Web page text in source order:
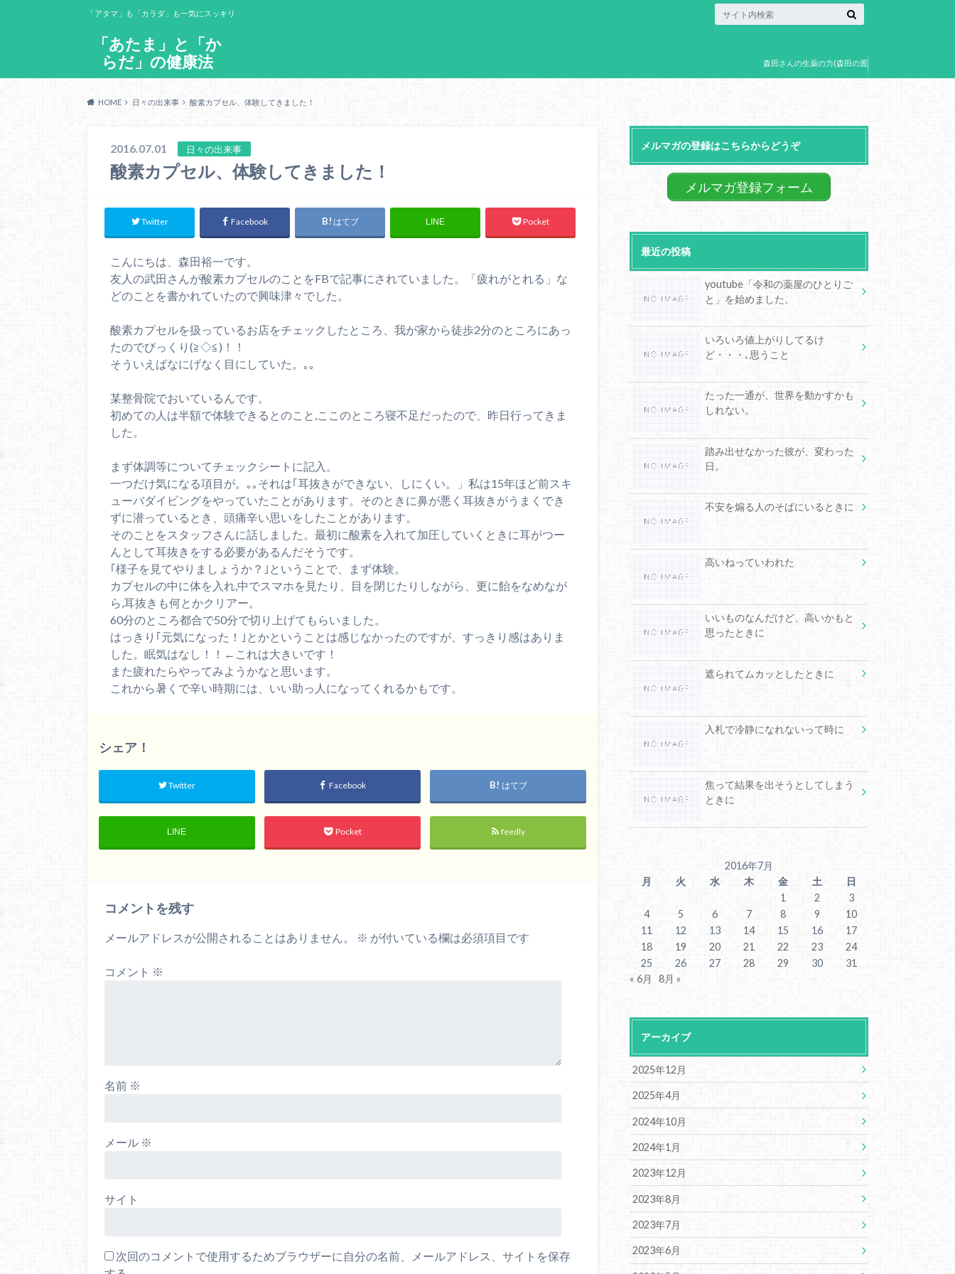
「あたま」と「か
らだ」の健康法
「アタマ」も「カラダ」も一気にスッキリ
森田さんの生薬の力(森田の置
HOME
日々の出来事 酸素カプセル、体験してきました！
2016.07.01 日々の出来事
酸素カプセル、体験してきました！
Twitter Facebook はてブ LINE Pocket
こんにちは、森田裕一です。
友人の武田さんが酸素カプセルのことをFBで記事にされていました。「疲れがとれる」な
どのことを書かれていたので興味津々でした。
酸素カプセルを扱っているお店をチェックしたところ、我が家から徒歩2分のところにあっ
たのでびっくり(≧◇≦)！！
そういえばなにげなく目にしていた。｡｡
某整骨院でおいているんです。
初めての人は半額で体験できるとのこと,ここのところ寝不足だったので、昨日行ってきま
した。
まず体調等についてチェックシートに記入。
一つだけ気になる項目が。｡｡それは｢耳抜きができない、しにくい。」私は15年ほど前スキ
ューバダイビングをやっていたことがあります。そのときに鼻が悪く耳抜きがうまくでき
ずに潜っているとき、頭痛辛い思いをしたことがあります。
そのことをスタッフさんに話しました。最初に酸素を入れて加圧していくときに耳がつー
んとして耳抜きをする必要があるんだそうです。
｢様子を見てやりましょうか？｣ということで、まず体験。
カプセルの中に体を入れ,中でスマホを見たり、目を閉じたりしながら、更に飴をなめなが
ら,耳抜きも何とかクリアー。
60分のところ都合で50分で切り上げてもらいました。
はっきり｢元気になった！｣とかということは感じなかったのですが、すっきり感はありま
した。眠気はなし！！←これは大きいです！
また疲れたらやってみようかなと思います。
これから暑くで辛い時期には、いい助っ人になってくれるかもです。
シェア！
Twitter Facebook はてブ
LINE Pocket feedly
コメントを残す
メールアドレスが公開されることはありません。 ※ が付いている欄は必須項目です
コメント ※
名前 ※
メール ※
サイト
次回のコメントで使用するためブラウザーに自分の名前、メールアドレス、サイトを保存
メルマガの登録はこちらからどうぞ
メルマガ登録フォーム
最近の投稿
youtube「令和の薬屋のひとりご
と」を始めました。
いろいろ値上がりしてるけ
ど・・・､思うこと
たった一通が、世界を動かすかも
しれない。
踏み出せなかった彼が、変わった
日。
不安を煽る人のそばにいるときに
高いねっていわれた
いいものなんだけど、高いかもと
思ったときに
遮られてムカッとしたときに
入札で冷静になれないって時に
焦って結果を出そうとしてしまう
ときに
2016年7月
月
火 水 木 金 土
日
1
2
3
4
5 6 7 8 9
10
11
12 13 14 15 16
17
18
19 20 21 22 23
24
25
26 27 28 29 30
31
« 6月
8月 »
アーカイブ
2025年12月
2025年4月
2024年10月
2024年1月
2023年12月
2023年8月
2023年7月
2023年6月